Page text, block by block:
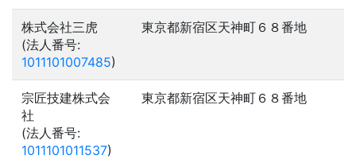
株式会社三虎
(法人番号:
1011101007485)
東京都新宿区天神町６８番地
宗匠技建株式会
社
(法人番号:
1011101011537)
東京都新宿区天神町６８番地